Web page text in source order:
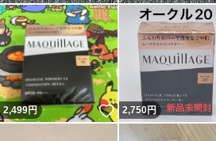
2,499円 いいね！
2,750円